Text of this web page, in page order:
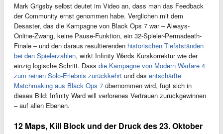
Mark Grigsby selbst deutet im Video an, dass man das Feedback
der Community ernst genommen habe. Verglichen mit dem
Desaster, das die Kampagne von Black Ops 7 war – Always-
Online-Zwang, keine Pause-Funktion, ein 32-Spieler-Permadeath-
Finale – und den daraus resultierenden historischen Tiefstständen
bei den Spielerzahlen, wirkt Infinity Wards Kurskorrektur wie der
einzig logische Schritt. Dass die Kampagne von Modern Warfare 4
zum reinen Solo-Erlebnis zurückkehrt und das entschärfte
Matchmaking aus Black Ops 7 übernommen wird, fügt sich in
dieses Bild: Infinity Ward will verlorenes Vertrauen zurückgewinnen
– auf allen Ebenen.
12 Maps, Kill Block und der Druck des 23. Oktober